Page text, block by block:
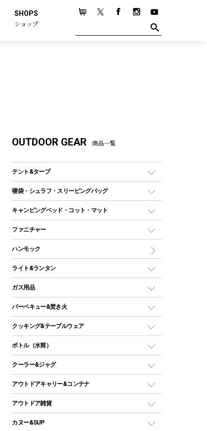
SHOPS
ショップ
OUTDOOR GEAR 商品一覧
テント&タープ
テント
ツールームテント
ワンポールテント
シェルターテント
ソロテント
ロッジ型・オリジナルテント
タープ
スクエアタープ（レクタタープ）
メッシュタープ
自立式タープ
パラソル
テントアクセサリー
ペグ
寝袋・シュラフ・スリーピングバッグ
レクタングラー型（封筒型）シュラフ
インナーシュラフ
キャンピングベッド・コット・マット
キャンピングベッド・コット
インフレータブルマット
ファニチャー
アウトドアテーブル
レジャーシート
ハンモック
ライト&ランタン
LEDランタン
ガスランタン
オイルランタン
LEDライト
ヘッドライト
キャンドル
ガス用品
ガスバーナー
ガス缶
ガストーチ、ライター
バーベキュー&焚き火
バーベキューコンロ、グリル
焚き火台タイプ（ロースタイル）グリル
卓上タイプグリル
パーティータイプグリル
ソロキャンプ用グリル
鉄板、アミ
クッキング&テーブルウェア
ダッチオーブン
ホットサンドメーカー
クッカーセット
シェラカップ
ボトル（水筒）
ステンレスボトル
コップ付きタイプ
ワンタッチタイプ
プラスチックボトル
クーラー&ジャグ
クーラーボックス
クーラーバッグ
ウォータージャグ
アウトドアキャリー&コンテナ
アウトドアキャリー
アウトドア雑貨
バックパック&バッグ
カヌー&SUP